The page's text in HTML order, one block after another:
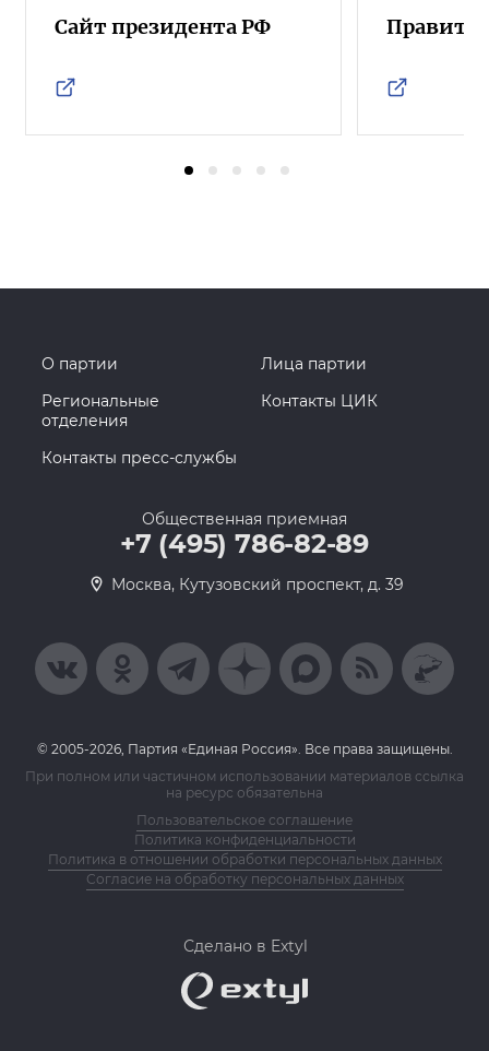
Сайт президента РФ
О партии
Лица партии
Региональные
отделения
Контакты ЦИК
Контакты пресс-службы
Общественная приемная
+7 (495) 786-82-89
Москва, Кутузовский проспект, д. 39
© 2005-2026, Партия «Единая Россия». Все права защищены.
При полном или частичном использовании материалов ссылка
на ресурс обязательна
Пользовательское соглашение
Политика конфиденциальности
Политика в отношении обработки персональных данных
Согласие на обработку персональных данных
Сделано в Extyl